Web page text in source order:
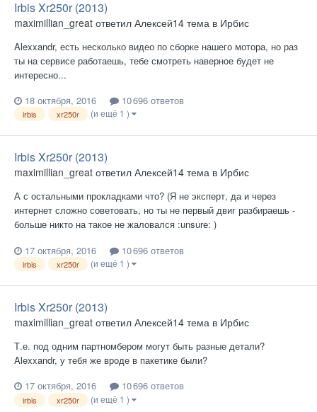
Irbis Xr250r (2013)
maximillian_great ответил Алексей14 тема в Ирбис
Alexxandr, есть несколько видео по сборке нашего мотора, но раз
ты на сервисе работаешь, тебе смотреть наверное будет не
интересно...
18 октября, 2016
10 696 ответов
irbis xr250r (и ещё 1 )
Irbis Xr250r (2013)
maximillian_great ответил Алексей14 тема в Ирбис
А с остальными прокладками что? (Я не эксперт, да и через
интернет сложно советовать, но ты не первый двиг разбираешь -
больше никто на такое не жаловался :unsure: ​)
17 октября, 2016
10 696 ответов
irbis xr250r (и ещё 1 )
Irbis Xr250r (2013)
maximillian_great ответил Алексей14 тема в Ирбис
Т.е. под одним партномбером могут быть разные детали?
Alexxandr, у тебя же вроде в пакетике были?
17 октября, 2016
10 696 ответов
irbis xr250r (и ещё 1 )